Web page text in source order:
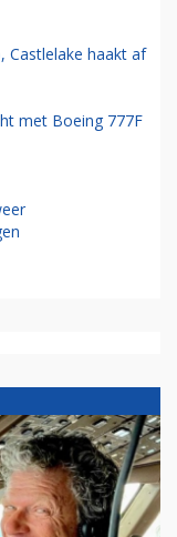
Castlelake haakt af
met Boeing 777F